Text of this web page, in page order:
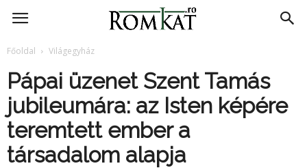
RomKat.ro
Főoldal Világegyház
Pápai üzenet Szent Tamás
jubileumára: az Isten képére
teremtett ember a
társadalom alapja